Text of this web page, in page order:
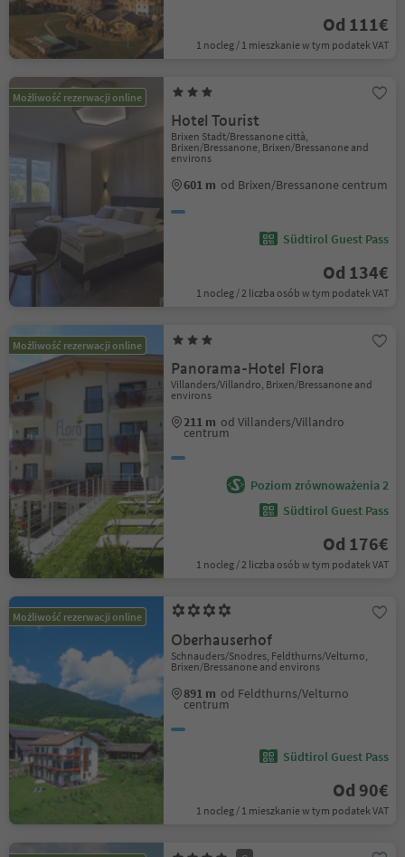
Od 111€
1 nocleg / 1 mieszkanie w tym podatek VAT
Możliwość rezerwacji online
Hotel Tourist
Brixen Stadt/Bressanone città,
Brixen/Bressanone, Brixen/Bressanone and
environs
601 m od Brixen/Bressanone centrum
Südtirol Guest Pass
Od 134€
1 nocleg / 2 liczba osób w tym podatek VAT
Możliwość rezerwacji online
Panorama-Hotel Flora
Villanders/Villandro, Brixen/Bressanone and
environs
211 m od Villanders/Villandro
centrum
Poziom zrównoważenia 2
Südtirol Guest Pass
Od 176€
1 nocleg / 2 liczba osób w tym podatek VAT
Możliwość rezerwacji online
Oberhauserhof
Schnauders/Snodres, Feldthurns/Velturno,
Brixen/Bressanone and environs
891 m od Feldthurns/Velturno
centrum
Südtirol Guest Pass
Od 90€
1 nocleg / 1 mieszkanie w tym podatek VAT